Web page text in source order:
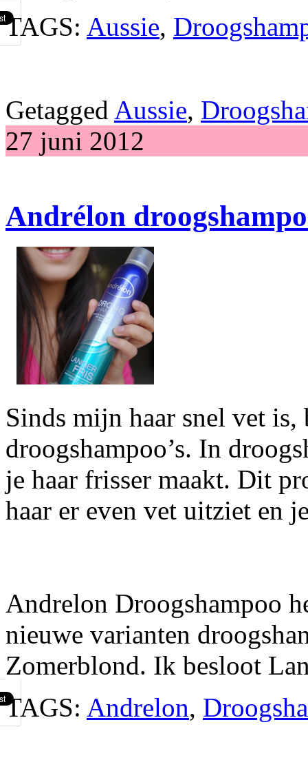
TAGS: Aussie,
Getagged Aussie,
27 juni 2012
Andrélon
Sinds mijn haar snel vet
droogshampoo’s. In
je haar frisser maakt. Dit
haar er even vet uitziet en
Andrelon Droogshampoo
nieuwe varianten
Zomerblond. Ik besloot
TAGS: Andrelon,